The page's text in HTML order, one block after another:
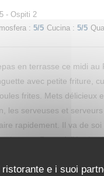
ristorante e i suoi
- Ospiti 2
: 5/5 Cucina : 5/5
en terrasse ce midi au
avec petite friture,
frites. Mets délicieux
les serveuses et
rapidement. Il va de soi
Bravo à l'équipe !